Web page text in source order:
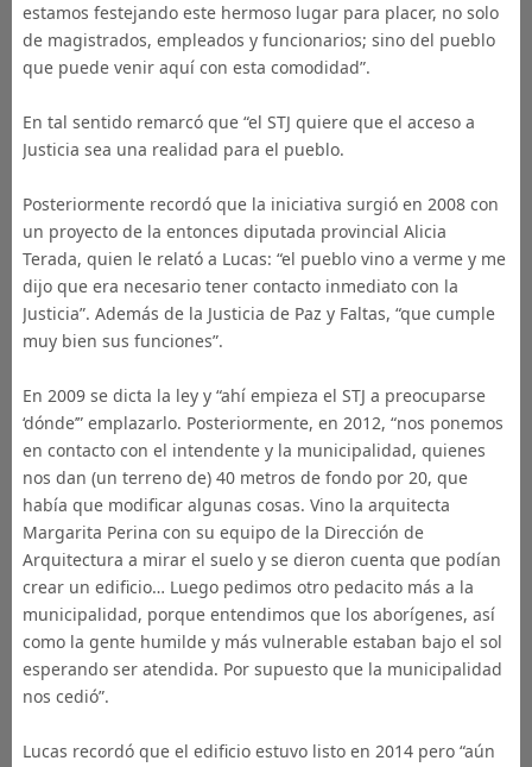
estamos festejando este hermoso lugar para placer, no solo
de magistrados, empleados y funcionarios; sino del pueblo
que puede venir aquí con esta comodidad”.
En tal sentido remarcó que “el STJ quiere que el acceso a
Justicia sea una realidad para el pueblo.
Posteriormente recordó que la iniciativa surgió en 2008 con
un proyecto de la entonces diputada provincial Alicia
Terada, quien le relató a Lucas: “el pueblo vino a verme y me
dijo que era necesario tener contacto inmediato con la
Justicia”. Además de la Justicia de Paz y Faltas, “que cumple
muy bien sus funciones”.
En 2009 se dicta la ley y “ahí empieza el STJ a preocuparse
‘dónde’” emplazarlo. Posteriormente, en 2012, “nos ponemos
en contacto con el intendente y la municipalidad, quienes
nos dan (un terreno de) 40 metros de fondo por 20, que
había que modificar algunas cosas. Vino la arquitecta
Margarita Perina con su equipo de la Dirección de
Arquitectura a mirar el suelo y se dieron cuenta que podían
crear un edificio… Luego pedimos otro pedacito más a la
municipalidad, porque entendimos que los aborígenes, así
como la gente humilde y más vulnerable estaban bajo el sol
esperando ser atendida. Por supuesto que la municipalidad
nos cedió”.
Lucas recordó que el edificio estuvo listo en 2014 pero “aún